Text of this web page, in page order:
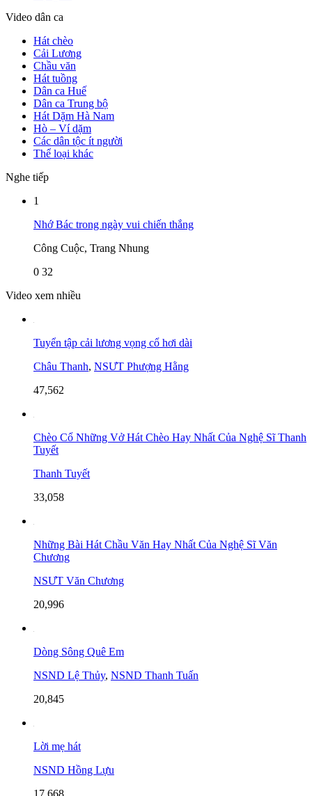
Video dân ca
Hát chèo
Cải Lương
Chầu văn
Hát tuồng
Dân ca Huế
Dân ca Trung bộ
Hát Dặm Hà Nam
Hò – Ví dặm
Các dân tộc ít người
Thể loại khác
Nghe tiếp
1
Nhớ Bác trong ngày vui chiến thắng
Công Cuộc, Trang Nhung
0 32
Video xem nhiều
Tuyển tập cải lương vọng cổ hơi dài
Châu Thanh, NSƯT Phượng Hằng
47,562
Chèo Cổ Những Vở Hát Chèo Hay Nhất Của Nghệ Sĩ Thanh
Tuyết
Thanh Tuyết
33,058
Những Bài Hát Chầu Văn Hay Nhất Của Nghệ Sĩ Văn
Chương
NSƯT Văn Chương
20,996
Dòng Sông Quê Em
NSND Lệ Thủy, NSND Thanh Tuấn
20,845
Lời mẹ hát
NSND Hồng Lựu
17,668